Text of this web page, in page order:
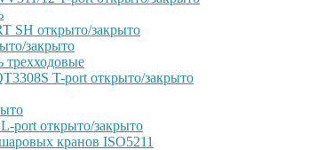
SH открыто/закрыто
закрыто
T-port открыто/закрыто
port открыто/закрыто
кранов ISO5211